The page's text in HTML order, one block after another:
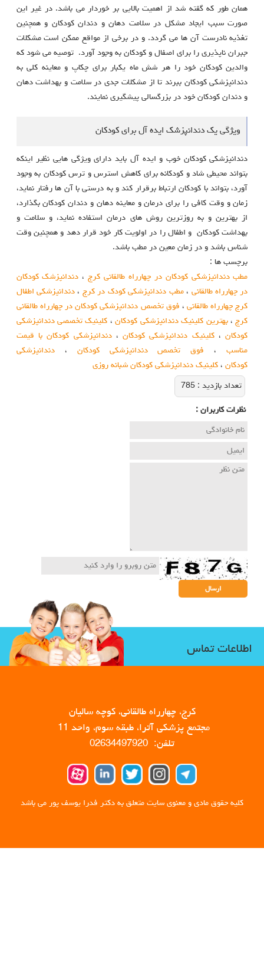
همان طور که گفته شد از اهمیت بالایی بر خوردار می باشد. در غیر این
صورت سبب ایجاد مشکل در سلامت دهان و دندان کودکان و همچنین
تغذیه نادرست آن ها می گردد. و در برخی از مواقع ممکن است مشکلات
جبران ناپذیری را برای اصفال و کودکان به وجود آورد. توصیه می شود که
والدین کودکان خود را هر شش ماه یکبار برای چکاپ و معاینه کلی به
دندانپزشکی کودکان ببرند تا از مشکلات جدی در سلامت و بهداشت دهان
و دندان کودکان خود در بزرگسالی پیشگیری نمایند.
ویژگی یک دندانپزشک ایده آل برای کودکان
دندانپزشکی کودکان خوب و ایده آل باید دارای ویژگی هایی نظیر اینکه
بتواند محیطی شاد و کودکانه برای کاهش استرس و ترس کودکان به وجود
آورد، بتواند با کودکان ارتباط برقرار کند و به درستی با آن ها رفتار نماید،
زمان و وقت کافی را برای درمان و معاینه دهان و دندان کودکان بگذارد،
از بهترین و به روزترین روش های درمان استفاده نماید، و سلامت و
بهداشت کودکان و اطفال را در اولویت کار خود قرار دهد و همچنین وقت
شناس باشد و در زمان معین در مطب باشد.
برچسب ها :
مطب دندانپزشکی کودکان در چهارراه طالقانی کرج، دندانپزشک کودکان
در چهارراه طالقانی ،مطب دندانپزشکی کودک در کرج ،دندانپزشکی اطفال
کرج چهارراه طالقانی، فوق تخصص دندانپزشکی کودکان در چهارراه طالقانی
کرج،بهترین کلینیک دندانپزشکی کودکان، کلینیک تخصصی دندانپزشکی
کودکان،کلینیک دندانپزشکی کودکان،دندانپزشکی کودکان با قیمت
مناسب، فوق تخصص دندانپزشکی کودکان ،دندانپزشکی
کودکان، کلینیک دندانپزشکی کودکان شبانه روزی
تعداد بازديد : 785
نظرات كاربران :
اطلاعات تماس
کرج، چهارراه طالقانی، کوچه سالیان
مجتمع پزشکی آترا، طبقه سوم، واحد 11
تلفن: 02634497920
کلیه حقوق مادی و معنوی سایت متعلق به دکتر فدرا یوسف پور می باشد